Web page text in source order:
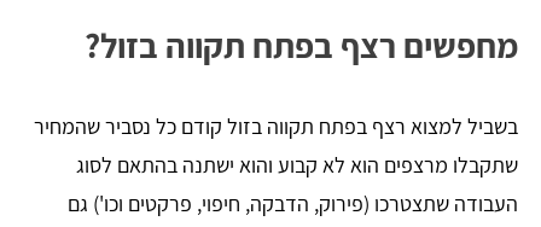
מחפשים רצף בפתח תקווה בזול?
בשביל למצוא רצף בפתח תקווה בזול קודם כל נסביר שהמחיר
שתקבלו מרצפים הוא לא קבוע והוא ישתנה בהתאם לסוג
העבודה שתצטרכו (פירוק, הדבקה, חיפוי, פרקטים וכו') גם